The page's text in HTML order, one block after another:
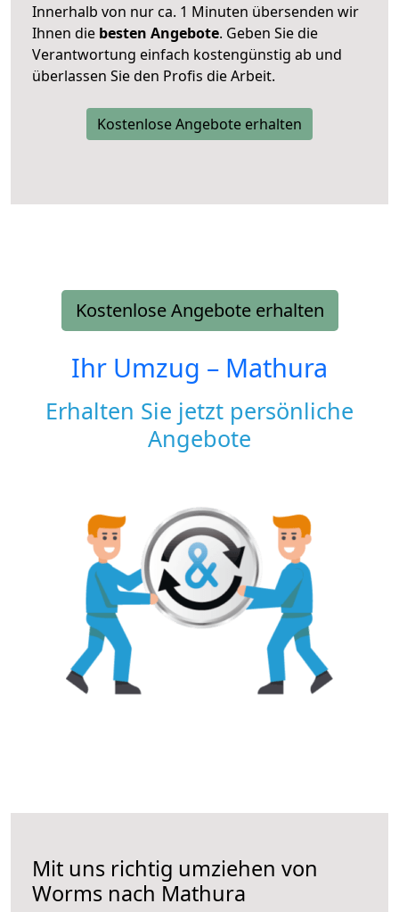
Innerhalb von nur ca. 1 Minuten übersenden wir
Ihnen die besten Angebote. Geben Sie die
Verantwortung einfach kostengünstig ab und
überlassen Sie den Profis die Arbeit.
Kostenlose Angebote erhalten
Kostenlose Angebote erhalten
Ihr Umzug – Mathura
Erhalten Sie jetzt persönliche
Angebote
Mit uns richtig umziehen von
Worms nach Mathura